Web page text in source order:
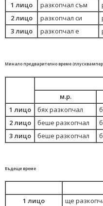
1 лицо
разкопчал съм
2 лицо
разкопчал си
3 лицо
разкопчал е
Минало предварително време
м.р.
1 лицо
бях разкопчал
2 лицо
беше разкопчал
3 лицо
беше разкопчал
Бъдеще време
1 лицо
ще